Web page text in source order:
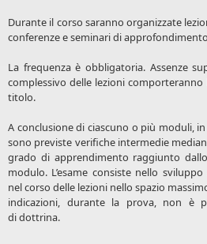
Durante il corso saranno organizzate
conferenze e seminari di
La frequenza è obbligatoria. Assenze
complessivo delle lezioni
titolo.
A conclusione di ciascuno o più moduli,
sono previste verifiche intermedie
grado di apprendimento raggiunto
modulo. L’esame consiste nello
nel corso delle lezioni nello spazio
indicazioni, durante la prova, non è
di dottrina.